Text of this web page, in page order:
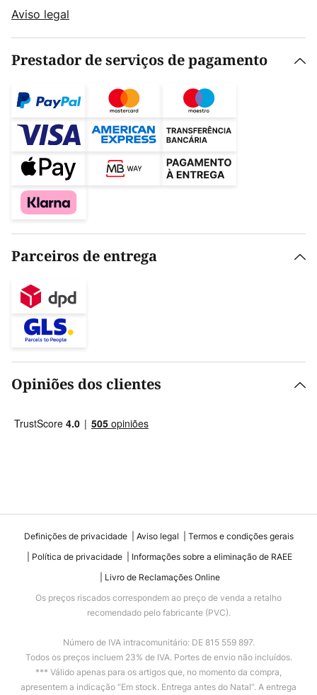
Aviso legal
Prestador de serviços de pagamento
Parceiros de entrega
Opiniões dos clientes
Definições de privacidade Aviso legal
Termos e condições gerais
Política de privacidade
Informações sobre a eliminação de RAEE
Livro de Reclamações Online
Os preços riscados correspondem ao preço de venda a retalho
recomendado pelo fabricante (PVC).
Número de IVA intracomunitário: DE 815 559 897.
Todos os preços incluem 23% de IVA. Portes de envio não incluídos.
*** Válido apenas para os artigos que, no momento da compra,
apresentem a indicação “Em stock. Entrega antes do Natal”. A entrega